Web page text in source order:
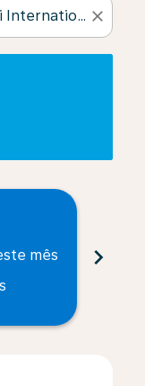
close
mês
chevron_right